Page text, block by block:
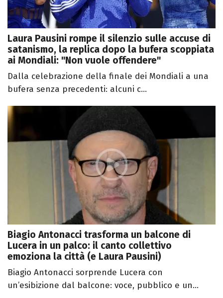
Laura Pausini rompe il silenzio sulle accuse di
satanismo, la replica dopo la bufera scoppiata
ai Mondiali: "Non vuole offendere"
Dalla celebrazione della finale dei Mondiali a una
bufera senza precedenti: alcuni c...
Biagio Antonacci trasforma un balcone di
Lucera in un palco: il canto collettivo
emoziona la città (e Laura Pausini)
Biagio Antonacci sorprende Lucera con
un’esibizione dal balcone: voce, pubblico e un...